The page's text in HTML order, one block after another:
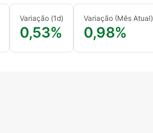
Variação (1d)
0,53%
Variação (Mês Atual)
0,98%